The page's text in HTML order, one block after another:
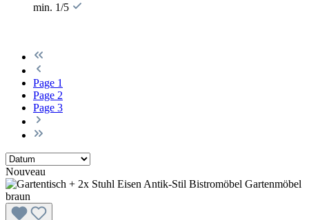
min. 1/5
Page 1
Page 2
Page 3
Nouveau